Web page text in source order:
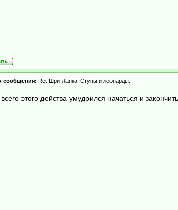
сообщения: Re: Шри-Ланка. Ступы и леопарды.
этого действа умудрился начаться и